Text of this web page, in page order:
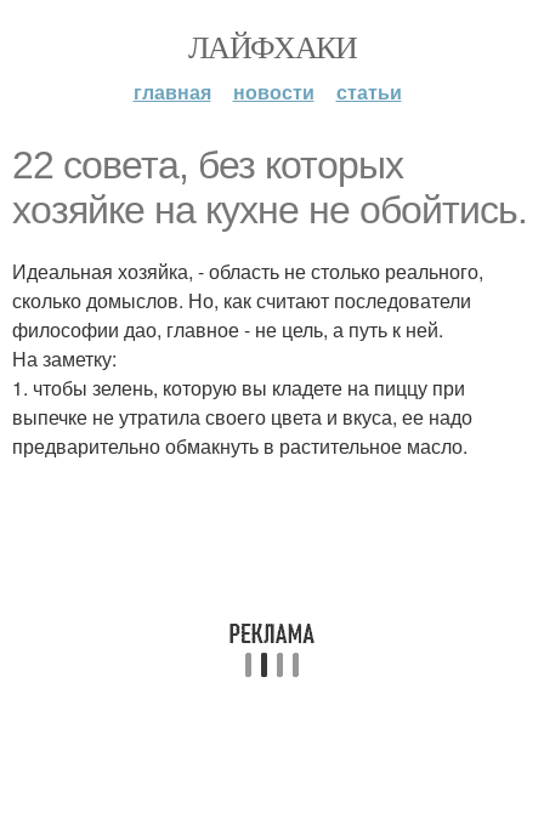
ЛАЙФХАКИ
главная новости статьи
22 совета, без которых
хозяйке на кухне не обойтись.
Идеальная хозяйка, - область не столько реального,
сколько домыслов. Но, как считают последователи
философии дао, главное - не цель, а путь к ней.
На заметку:
1. чтобы зелень, которую вы кладете на пиццу при
выпечке не утратила своего цвета и вкуса, ее надо
предварительно обмакнуть в растительное масло.